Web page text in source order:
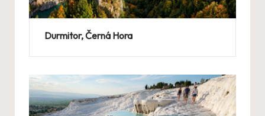
Durmitor, Černá Hora